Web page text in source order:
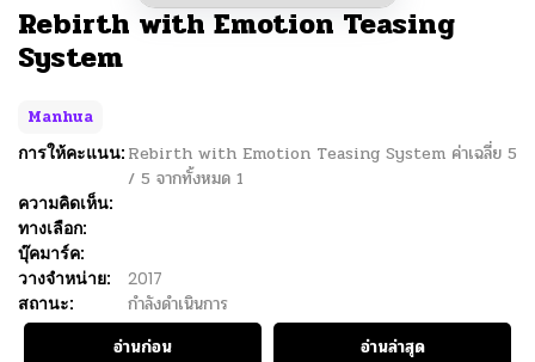
Rebirth with Emotion Teasing
System
Manhua
การให้คะแนน: Rebirth with Emotion Teasing System ค่าเฉลี่ย 5
/ 5 จากทั้งหมด 1
ความคิดเห็น:
ทางเลือก:
บุ๊คมาร์ค:
วางจำหน่าย:
2017
สถานะ:
กำลังดำเนินการ
อ่านก่อน
อ่านล่าสุด